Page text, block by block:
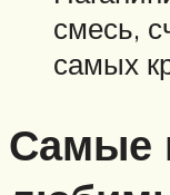
смесь,
самых
Самые